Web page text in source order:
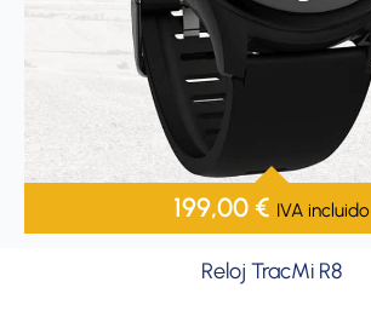
199,00€ IVA incluido
Reloj TracMi R8